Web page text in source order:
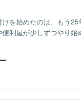
を始めたのは、もう
利屋が少しずつやり